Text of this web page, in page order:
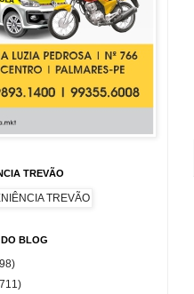
TREVÃO
BLOG